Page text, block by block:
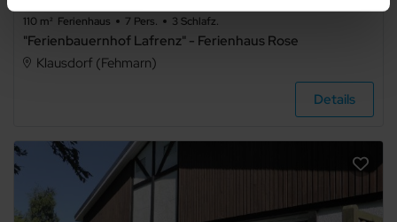
finden Sie in unsererDatenschutzerklärungund dem
Impressum.
Schlafzimmer
2
110 m² Ferienhaus 7 Pers. 3 Schlafz.
"Ferienbauernhof Lafrenz" - Ferienhaus Rose
Klausdorf (Fehmarn)
Details